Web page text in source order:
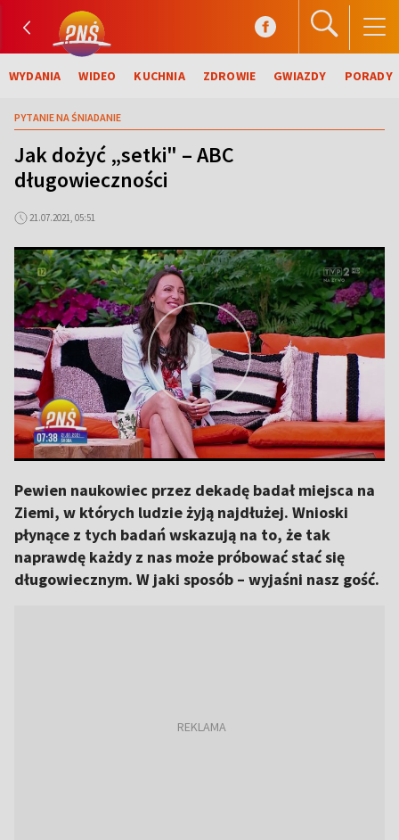
WYDANIA WIDEO KUCHNIA ZDROWIE GWIAZDY PORADY
PYTANIE NA ŚNIADANIE
Jak dożyć „setki" – ABC
długowieczności
21.07.2021, 05:51
Pewien naukowiec przez dekadę badał miejsca na
Ziemi, w których ludzie żyją najdłużej. Wnioski
płynące z tych badań wskazują na to, że tak
naprawdę każdy z nas może próbować stać się
długowiecznym. W jaki sposób – wyjaśni nasz gość.